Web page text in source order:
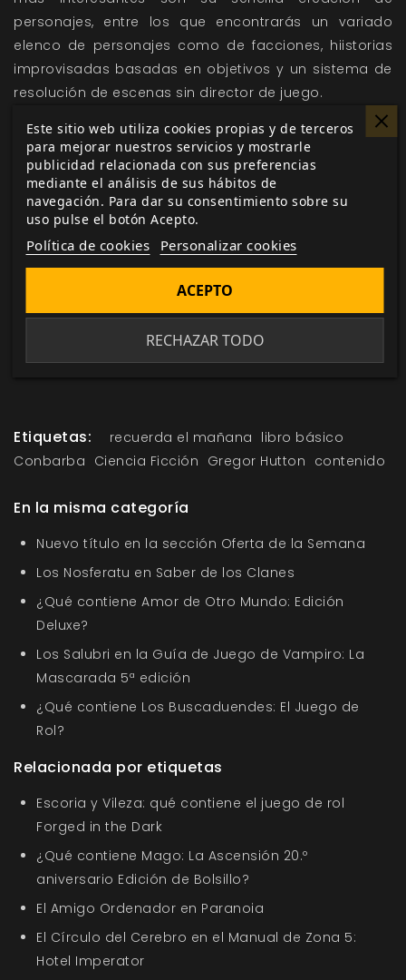
personajes, entre los que encontrarás un variado
elenco de personajes como de facciones, hiistorias
improvisadas basadas en objetivos y un sistema de
resolución de escenas sin director de juego.
Si te gustaron las novelas Neuromante, Quemando
cromo, Mona Lisa acelerada, Conde Cero de Gibson,
Hardwired, El hombre máquina de Williams, Vurt de
Noon o Fairyland de McAuley, este juego es para ti.
tienda favorita y en nuestra página web.
Etiquetas: recuerda el mañana libro básico
Conbarba Ciencia Ficción Gregor Hutton contenido
En la misma categoría
Nuevo título en la sección Oferta de la Semana
Los Nosferatu en Saber de los Clanes
¿Qué contiene Amor de Otro Mundo: Edición
Deluxe?
Los Salubri en la Guía de Juego de Vampiro: La
Mascarada 5ª edición
¿Qué contiene Los Buscaduendes: El Juego de
Rol?
Relacionada por etiquetas
Escoria y Vileza: qué contiene el juego de rol
Forged in the Dark
¿Qué contiene Mago: La Ascensión 20.º
aniversario Edición de Bolsillo?
El Amigo Ordenador en Paranoia
El Círculo del Cerebro en el Manual de Zona 5:
Hotel Imperator
Este sitio web utiliza cookies propias y de terceros
para mejorar nuestros servicios y mostrarle
publicidad relacionada con sus preferencias
mediante el análisis de sus hábitos de
navegación. Para dar su consentimiento sobre su
uso pulse el botón Acepto.
Política de cookies Personalizar cookies
RECHAZAR TODO
ACEPTO